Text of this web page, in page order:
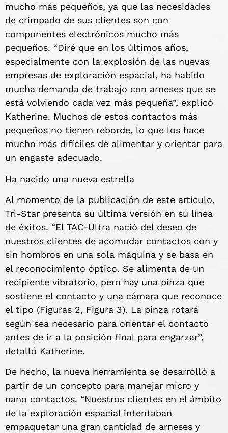
mucho más pequeños, ya que las necesidades
de crimpado de sus clientes son con
componentes electrónicos mucho más
pequeños. “Diré que en los últimos años,
especialmente con la explosión de las nuevas
empresas de exploración espacial, ha habido
mucha demanda de trabajo con arneses que se
está volviendo cada vez más pequeña”, explicó
Katherine. Muchos de estos contactos más
pequeños no tienen reborde, lo que los hace
mucho más difíciles de alimentar y orientar para
un engaste adecuado.
Ha nacido una nueva estrella
Al momento de la publicación de este artículo,
Tri-Star presenta su última versión en su línea
de éxitos. “El TAC-Ultra nació del deseo de
nuestros clientes de acomodar contactos con y
sin hombros en una sola máquina y se basa en
el reconocimiento óptico. Se alimenta de un
recipiente vibratorio, pero hay una pinza que
sostiene el contacto y una cámara que reconoce
el tipo (Figuras 2, Figura 3). La pinza rotará
según sea necesario para orientar el contacto
antes de ir a la posición final para engarzar”,
detalló Katherine.
De hecho, la nueva herramienta se desarrolló a
partir de un concepto para manejar micro y
nano contactos. “Nuestros clientes en el ámbito
de la exploración espacial intentaban
empaquetar una gran cantidad de arneses y